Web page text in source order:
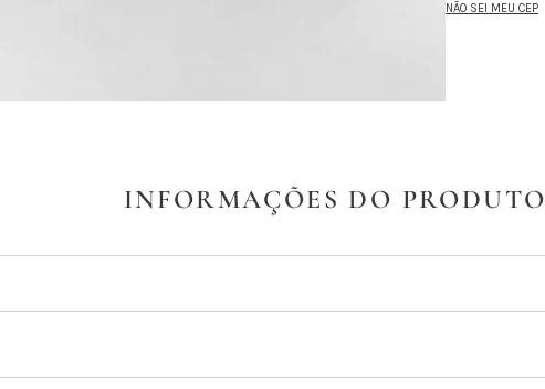
NÃO SEI MEU CEP
INFORMAÇÕES DO PRODUTO